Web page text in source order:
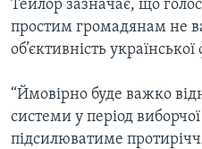
СТУДІЯ ВАШИНГТОН
ВІКНО В АМЕРИКУ
ПОГЛЯД З ВАШИНГТОНА
МИ В СОЦМЕРЕЖАХ
Мови
Тейлор зазначає, що
простим громадянам не
об’єктивність
“Ймовірно буде важко
системи у період
підсилюватиме